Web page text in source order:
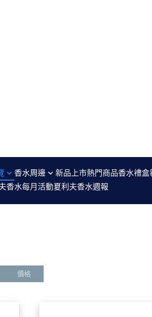
香水周邊 新品上市熱門商品香水禮盒
香水每月活動夏利夫香水週報
價格